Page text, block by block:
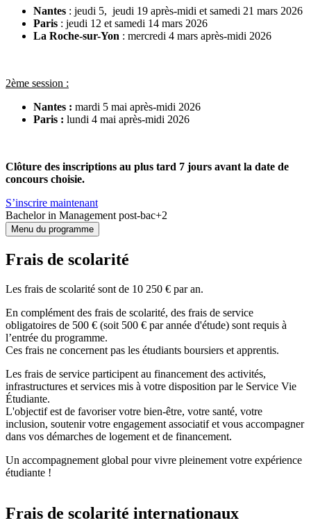
Nantes : jeudi 5, jeudi 19 après-midi et samedi 21 mars 2026
Paris : jeudi 12 et samedi 14 mars 2026
La Roche-sur-Yon : mercredi 4 mars après-midi 2026
2ème session :
Nantes : mardi 5 mai après-midi 2026
Paris : lundi 4 mai après-midi 2026
Clôture des inscriptions au plus tard 7 jours avant la date de
concours choisie.
S’inscrire maintenant
Bachelor in Management post-bac+2
Menu du programme
Frais de scolarité
Les frais de scolarité sont de 10 250 € par an.
En complément des frais de scolarité, des frais de service
obligatoires de 500 € (soit 500 € par année d'étude) sont requis à
l’entrée du programme.
Ces frais ne concernent pas les étudiants boursiers et apprentis.
Les frais de service participent au financement des activités,
infrastructures et services mis à votre disposition par le Service Vie
Étudiante.
L'objectif est de favoriser votre bien-être, votre santé, votre
inclusion, soutenir votre engagement associatif et vous accompagner
dans vos démarches de logement et de financement.
Un accompagnement global pour vivre pleinement votre expérience
étudiante !
Frais de scolarité internationaux